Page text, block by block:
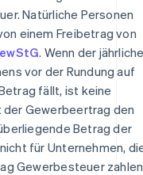
Natürliche Personen
einem Freibetrag von
. Wenn der
vor der Rundung auf
fällt, ist keine
Gewerbeertrag den
Betrag der
für Unternehmen,
Gewerbesteuer zahlen